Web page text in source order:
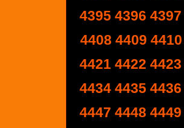
4395 4396 4397
4408 4409 4410
4421 4422 4423
4434 4435 4436
4447 4448 4449